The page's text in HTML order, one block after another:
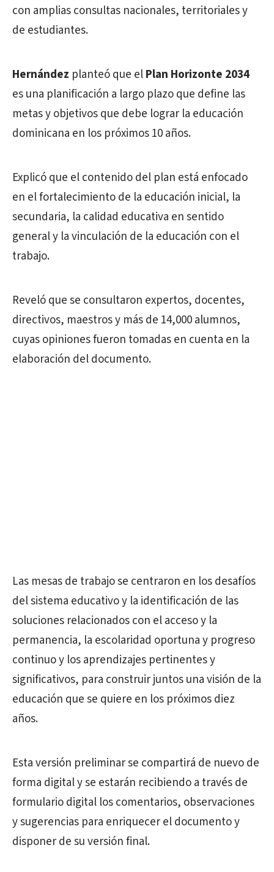
con amplias consultas nacionales, territoriales y
de estudiantes.
Hernández planteó que elPlan Horizonte 2034
es una planificación a largo plazo que define las
metas y objetivos que debe lograr la educación
dominicana en los próximos 10 años.
Explicó que el contenido del plan está enfocado
en el fortalecimiento de la educación inicial, la
secundaria, la calidad educativa en sentido
general y la vinculación de la educación con el
trabajo.
Reveló que se consultaron expertos, docentes,
directivos, maestros y más de 14,000 alumnos,
cuyas opiniones fueron tomadas en cuenta en la
elaboración del documento.
Las mesas de trabajo se centraron en los desafíos
del sistema educativo y la identificación de las
soluciones relacionados con el acceso y la
permanencia, la escolaridad oportuna y progreso
continuo y los aprendizajes pertinentes y
significativos, para construir juntos una visión de la
educación que se quiere en los próximos diez
años.
Esta versión preliminar se compartirá de nuevo de
forma digital y se estarán recibiendo a través de
formulario digital los comentarios, observaciones
y sugerencias para enriquecer el documento y
disponer de su versión final.